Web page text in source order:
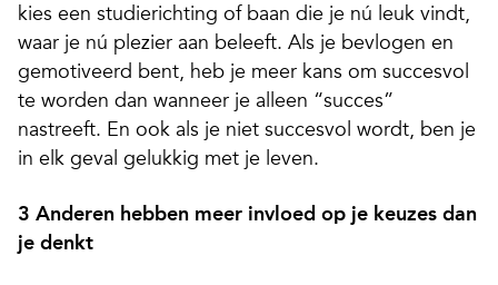
kies een studierichting of baan die je nú leuk vindt,
waar je nú plezier aan beleeft. Als je bevlogen en
gemotiveerd bent, heb je meer kans om succesvol
te worden dan wanneer je alleen “succes”
nastreeft. En ook als je niet succesvol wordt, ben je
in elk geval gelukkig met je leven.
3 Anderen hebben meer invloed op je keuzes dan
je denkt